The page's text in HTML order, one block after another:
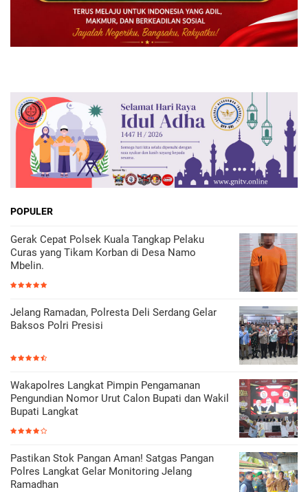
POPULER
Gerak Cepat Polsek Kuala Tangkap Pelaku
Curas yang Tikam Korban di Desa Namo
Mbelin.
Jelang Ramadan, Polresta Deli Serdang Gelar
Baksos Polri Presisi
Wakapolres Langkat Pimpin Pengamanan
Pengundian Nomor Urut Calon Bupati dan Wakil
Bupati Langkat
Pastikan Stok Pangan Aman! Satgas Pangan
Polres Langkat Gelar Monitoring Jelang
Ramadhan